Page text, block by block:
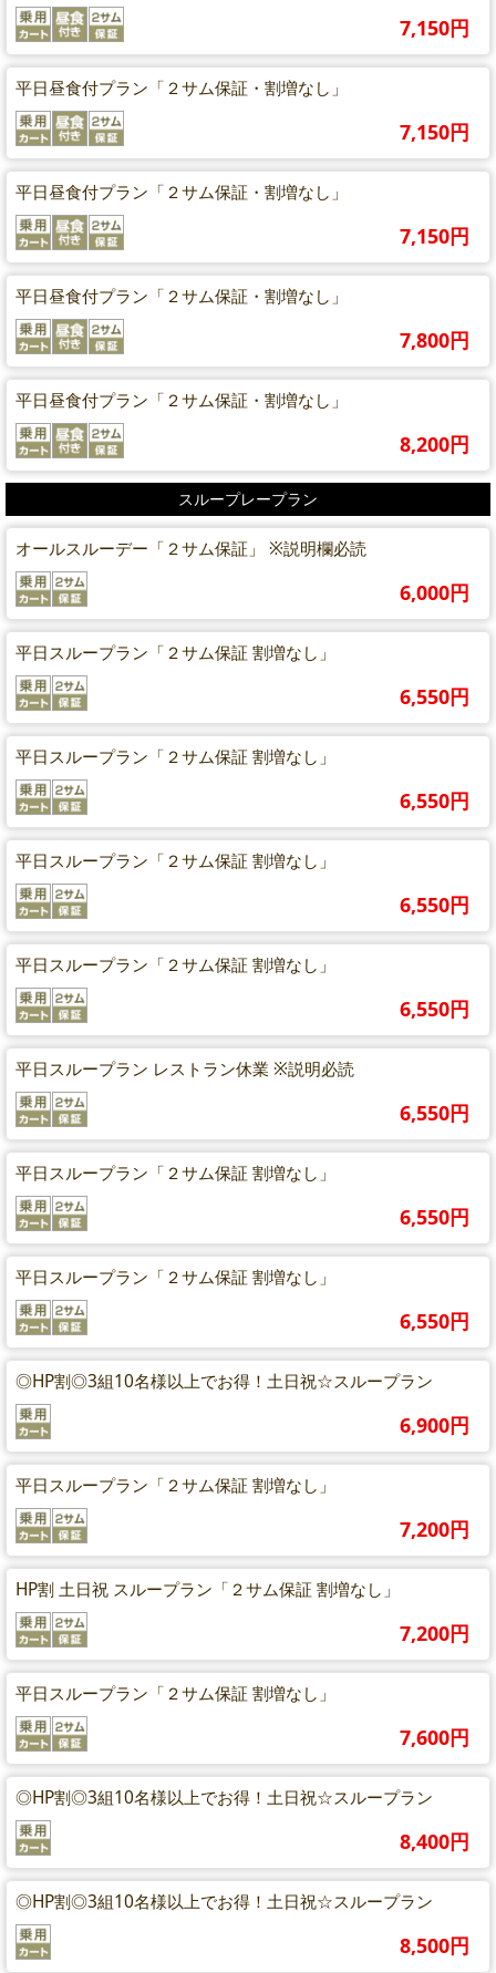
7,150円
平日昼食付プラン「２サム保証・割増なし」
7,150円
平日昼食付プラン「２サム保証・割増なし」
7,150円
平日昼食付プラン「２サム保証・割増なし」
7,800円
平日昼食付プラン「２サム保証・割増なし」
8,200円
スループレープラン
オールスルーデー「２サム保証」 ※説明欄必読
6,000円
平日スループラン「２サム保証 割増なし」
6,550円
平日スループラン「２サム保証 割増なし」
6,550円
平日スループラン「２サム保証 割増なし」
6,550円
平日スループラン「２サム保証 割増なし」
6,550円
平日スループラン レストラン休業 ※説明必読
6,550円
平日スループラン「２サム保証 割増なし」
6,550円
平日スループラン「２サム保証 割増なし」
6,550円
◎HP割◎3組10名様以上でお得！土日祝☆スループラン
6,900円
平日スループラン「２サム保証 割増なし」
7,200円
HP割 土日祝 スループラン「２サム保証 割増なし」
7,200円
平日スループラン「２サム保証 割増なし」
7,600円
◎HP割◎3組10名様以上でお得！土日祝☆スループラン
8,400円
◎HP割◎3組10名様以上でお得！土日祝☆スループラン
8,500円